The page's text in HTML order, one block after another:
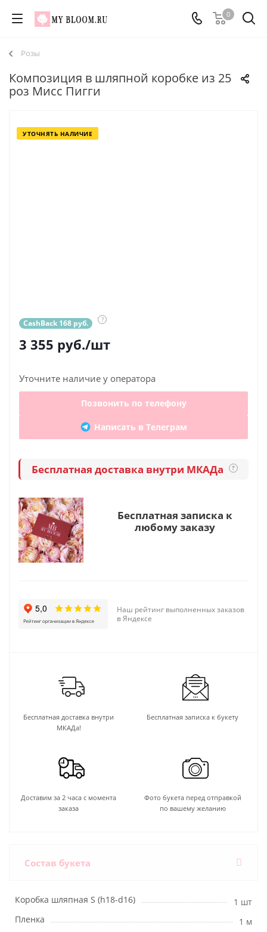
0
Розы
Композиция в шляпной коробке из 25
роз Мисс Пигги
УТОЧНЯТЬ НАЛИЧИЕ
CashBack 168 руб. ?
3 355 руб./шт
Уточните наличие у оператора
Позвонить по телефону
Написать в Телеграм
Бесплатная доставка внутри МКАДа ?
Бесплатная записка к
любому заказу
Наш рейтинг выполненных заказов
в Яндексе
Бесплатная доставка внутри
МКАДа!
Бесплатная записка к букету
Доставим за 2 часа с момента
заказа
Фото букета перед отправкой
по вашему желанию
Состав букета
Коробка шляпная S (h18-d16)
1 шт
Пленка
1 м